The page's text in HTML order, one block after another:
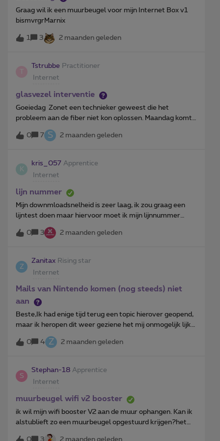
Graag wil ik een muurbeugel voor mijn Internet Box v1
bismvrgrMarnix
1 3 2 maanden geleden
Tstrubbe Practitioner
Internet
glasvezel interventie
Goeiedag Zonet een technieker geweest die het
probleem aan de fiber niet kon oplossen. Maandag komt
een andere technieker van proximus. Heb ik intussen
recht op een 5G backup? Ik heb geen smartphone in mijn
0 7 S 2 maanden geleden
K
kris_057 Apprentice
Internet
lijn nummer
Mijn downmloadsnelheid is zeer laag, ik zou graag een
lijntest doen maar hiervoor moet ik mijn lijnnummer
weten.Waar kan ik deze vinden? Alvast bedankt
0
3 2 maanden geleden
Z
Zanitax Rising star
Internet
Mails van Nintendo komen (nog steeds) niet
aan
Beste,Ik had enige tijd terug een topic hierover geopend,
maar ik heropen dit weer geziene het mij onmogelijk lijkt
dat de IT achter de proximus mailboxen dit niet kan
oplossen.mijn vraag: er zou om 11u47 een mail
afkomstig is is accounts.nintendo.com (vermoedelijk hun
no-reply adres) Kan de mailflow nagekeken worden, en
worden om de mails van no-
vriendelijke groeten
0 4 Z 2 maanden geleden
S
Stephan-18 Apprentice
Internet
muurbeugel wifi v2 booster
ik wil mijn wifi booster V2 aan de muur ophangen. Kan ik
alstublieft zo een muurbeugel opgestuurd krijgen?het
lijkt eerder al mogelijk geweest te zijn. alvast bedankt.
0
3 2 maanden geleden